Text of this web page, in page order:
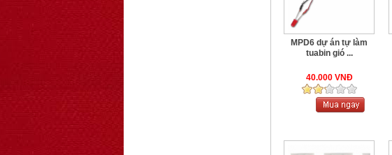
MPD6 dự án tự làm
tuabin gió ...
40.000 VNĐ